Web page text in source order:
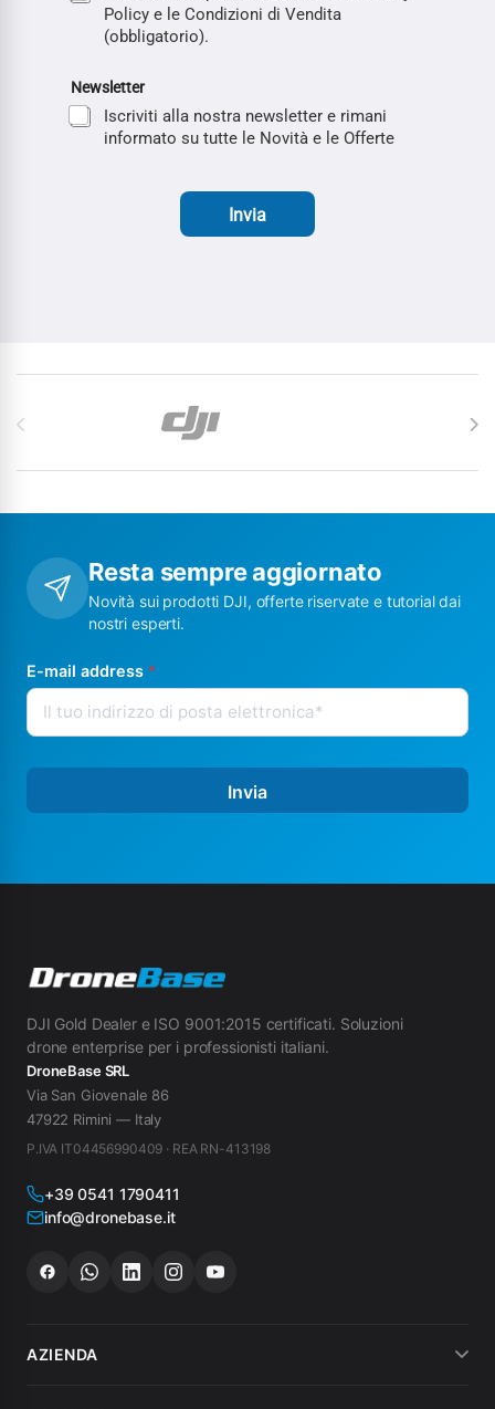
Policy e le Condizioni di Vendita
(obbligatorio).
Newsletter
Iscriviti alla nostra newsletter e rimani
informato su tutte le Novità e le Offerte
Invia
Resta sempre aggiornato
Novità sui prodotti DJI, offerte riservate e tutorial dai
nostri esperti.
E-mail address *
Invia
DJI Gold Dealer e ISO 9001:2015 certificati. Soluzioni
drone enterprise per i professionisti italiani.
DroneBase SRL
Via San Giovenale 86
47922 Rimini — Italy
P.IVA IT04456990409 · REA RN-413198
+39 0541 1790411
info@dronebase.it
AZIENDA